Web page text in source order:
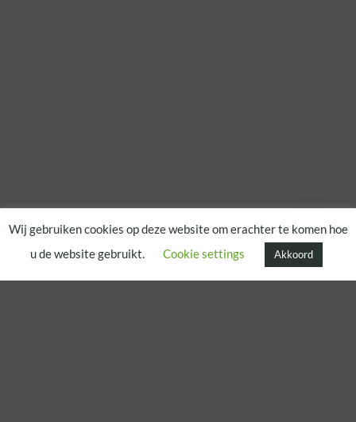
Wij gebruiken cookies op deze website om erachter te komen hoe
u de website gebruikt.
Cookie settings Akkoord